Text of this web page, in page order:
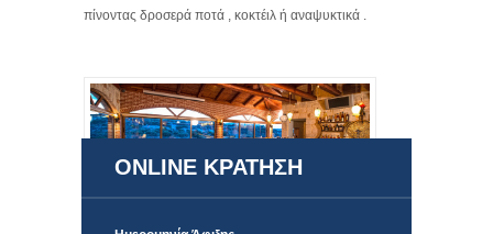
πίνοντας δροσερά ποτά , κοκτέιλ ή αναψυκτικά .
ONLINE ΚΡΑΤΗΣΗ